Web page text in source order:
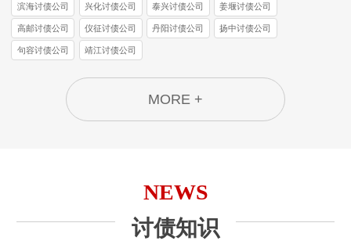
滨海讨债公司 兴化讨债公司 泰兴讨债公司 姜堰讨债公司
高邮讨债公司 仪征讨债公司 丹阳讨债公司 扬中讨债公司
句容讨债公司 靖江讨债公司
MORE +
NEWS
讨债知识